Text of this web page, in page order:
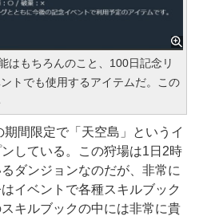
はもちろんのこと、100日記念リ
トでも使用するアイテムだ。この
間限定で「天空島」というイ
している。この狩場は1日2時
ダンジョンなのだが、非常に
イベントで各種スキルブック
キルブックの中には非常に貴